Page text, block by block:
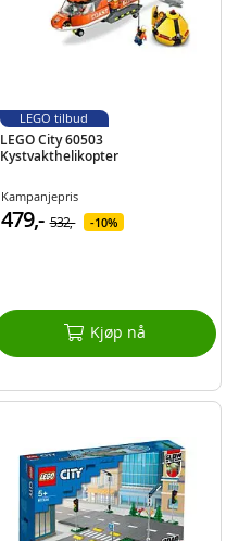
LEGO City 60503
Kystvakthelikopter
Kampanjepris
479,- 532,- 10%
Kjøp nå
LEGO tilbud